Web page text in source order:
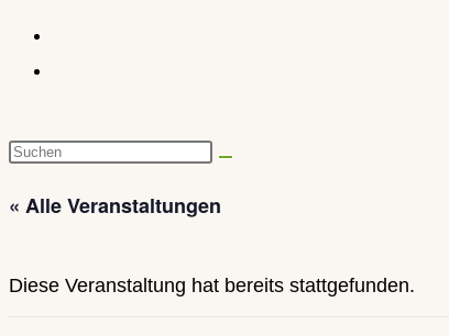
Diese
durchsuchen
« Alle Veranstaltungen
Diese Veranstaltung hat bereits stattgefunden.